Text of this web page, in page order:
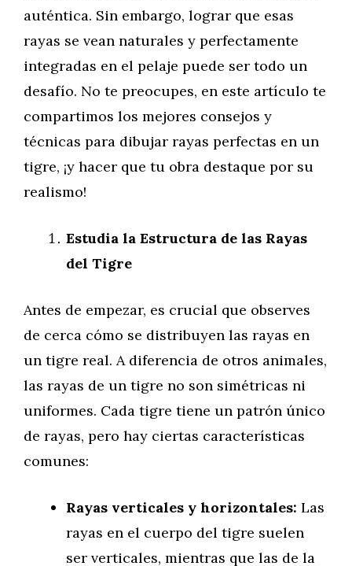
auténtica. Sin embargo, lograr que esas
rayas se vean naturales y perfectamente
integradas en el pelaje puede ser todo un
desafío. No te preocupes, en este artículo te
compartimos los mejores consejos y
técnicas para dibujar rayas perfectas en un
tigre, ¡y hacer que tu obra destaque por su
realismo!
Estudia la Estructura de las Rayas
del Tigre
Antes de empezar, es crucial que observes
de cerca cómo se distribuyen las rayas en
un tigre real. A diferencia de otros animales,
las rayas de un tigre no son simétricas ni
uniformes. Cada tigre tiene un patrón único
de rayas, pero hay ciertas características
comunes:
Rayas verticales y horizontales: Las
rayas en el cuerpo del tigre suelen
ser verticales, mientras que las de la